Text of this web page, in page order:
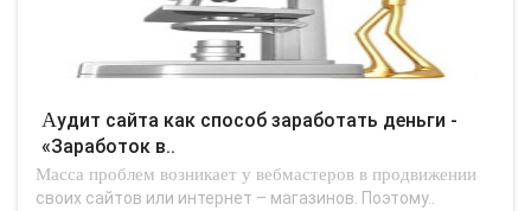
Аудит сайта как способ заработать деньги -
«Заработок в..
Масса проблем возникает у вебмастеров в продвижении
своих сайтов или интернет – магазинов. Поэтому..